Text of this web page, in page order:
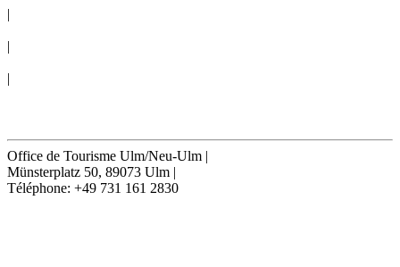
|
|
|
Office de Tourisme Ulm/Neu-Ulm |
Münsterplatz 50, 89073 Ulm |
Téléphone: +49 731 161 2830